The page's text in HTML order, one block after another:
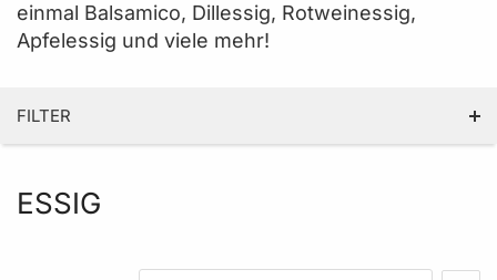
einmal Balsamico, Dillessig, Rotweinessig,
Apfelessig und viele mehr!
FILTER
KATEGORIE
ESSIG